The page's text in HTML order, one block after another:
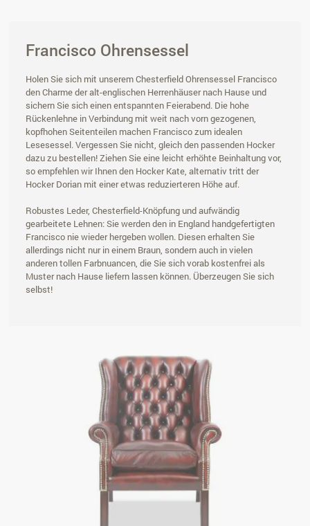
Francisco Ohrensessel
Holen Sie sich mit unserem Chesterfield Ohrensessel Francisco
den Charme der alt-englischen Herrenhäuser nach Hause und
sichern Sie sich einen entspannten Feierabend. Die hohe
Rückenlehne in Verbindung mit weit nach vorn gezogenen,
kopfhohen Seitenteilen machen Francisco zum idealen
Lesesessel. Vergessen Sie nicht, gleich den passenden Hocker
dazu zu bestellen! Ziehen Sie eine leicht erhöhte Beinhaltung vor,
so empfehlen wir Ihnen den Hocker Kate, alternativ tritt der
Hocker Dorian mit einer etwas reduzierteren Höhe auf.
Robustes Leder, Chesterfield-Knöpfung und aufwändig
gearbeitete Lehnen: Sie werden den in England handgefertigten
Francisco nie wieder hergeben wollen. Diesen erhalten Sie
allerdings nicht nur in einem Braun, sondern auch in vielen
anderen tollen Farbnuancen, die Sie sich vorab kostenfrei als
Muster nach Hause liefern lassen können. Überzeugen Sie sich
selbst!